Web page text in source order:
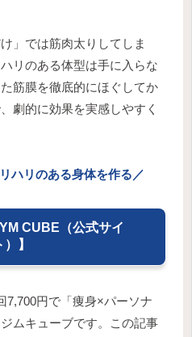
」では筋肉太りしてしま
リのある体型は手に入らな
筋膜を徹底的にほぐしてか
劇的に効果を実感しやすく
ハリのある身体を作る／
CUBE（公式サイ
）】
7,700円で「痩身×パーソナ
ムキューブです。この記事